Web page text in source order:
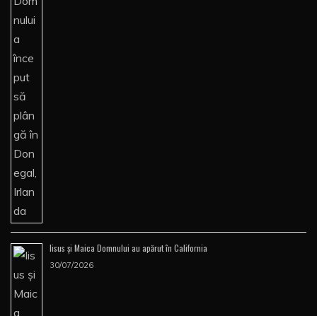
Iisus şi Maica Domnului au apărut în California
30/07/2026